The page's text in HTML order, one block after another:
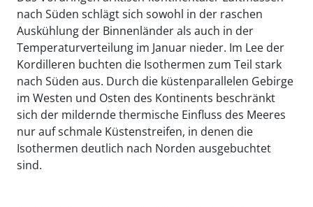
nach Süden schlägt sich sowohl in der raschen
Auskühlung der Binnenländer als auch in der
Temperaturverteilung im Januar nieder. Im Lee der
Kordilleren buchten die Isothermen zum Teil stark
nach Süden aus. Durch die küstenparallelen Gebirge
im Westen und Osten des Kontinents beschränkt
sich der mildernde thermische Einfluss des Meeres
nur auf schmale Küstenstreifen, in denen die
Isothermen deutlich nach Norden ausgebuchtet
sind.